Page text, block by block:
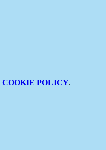
COOKIE POLICY.